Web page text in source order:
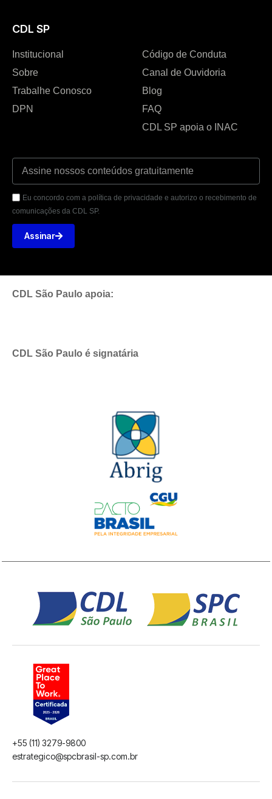
CDL SP
Institucional
Sobre
Trabalhe Conosco
DPN
Código de Conduta
Canal de Ouvidoria
Blog
FAQ
CDL SP apoia o INAC
Eu concordo com a política de privacidade e autorizo o recebimento de
comunicações da CDL SP.
Assinar
CDL São Paulo apoia:
CDL São Paulo é signatária
+55 (11) 3279-9800
estrategico@spcbrasil-sp.com.br